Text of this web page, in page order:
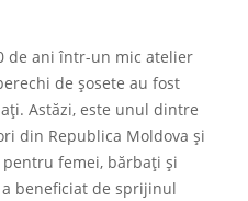
de ani într-un mic atelier
de șosete au fost
Astăzi, este unul dintre
din Republica Moldova și
femei, bărbați și
beneficiat de sprijinul